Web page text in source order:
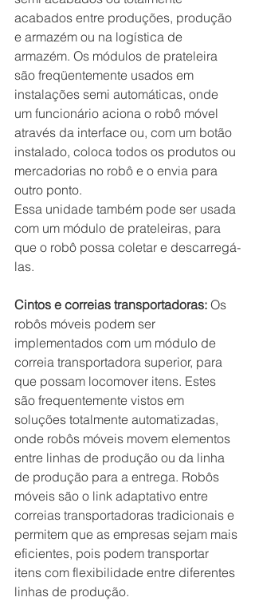
acabados entre produções, produção
e armazém ou na logística de
armazém. Os módulos de prateleira
são freqüentemente usados em
instalações semi automáticas, onde
um funcionário aciona o robô móvel
através da interface ou, com um botão
instalado, coloca todos os produtos ou
mercadorias no robô e o envia para
outro ponto.
Essa unidade também pode ser usada
com um módulo de prateleiras, para
que o robô possa coletar e descarregá-
las.
Cintos e correias transportadoras: Os
robôs móveis podem ser
implementados com um módulo de
correia transportadora superior, para
que possam locomover itens. Estes
são frequentemente vistos em
soluções totalmente automatizadas,
onde robôs móveis movem elementos
entre linhas de produção ou da linha
de produção para a entrega. Robôs
móveis são o link adaptativo entre
correias transportadoras tradicionais e
permitem que as empresas sejam mais
eficientes, pois podem transportar
itens com flexibilidade entre diferentes
linhas de produção.